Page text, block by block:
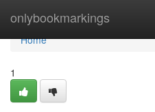
onlybookmarkings
Home
Home
1